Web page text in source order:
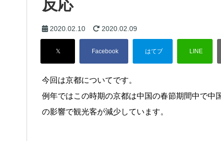
反応
2020.02.10 2020.02.09
今回は京都についてです。
例年ではこの時期の京都は中国の春節期間中で
の影響で観光客が減少しています。